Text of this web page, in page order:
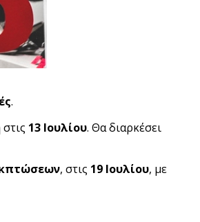
.
13 Ιουλίου. Θα διαρκέσει
, στις 19 Ιουλίου, με